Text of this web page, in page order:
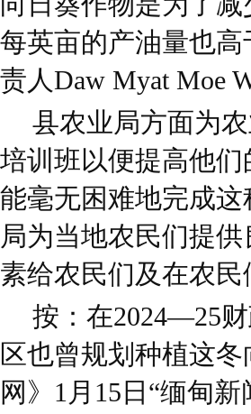
每英亩的产油量也
责人Daw Myat Moe
县农业局方面为
培训班以便提高他
能毫无困难地完成
局为当地农民们提
素给农民们及在农
按：在2024—25
区也曾规划种植这
网》1月15日“缅甸